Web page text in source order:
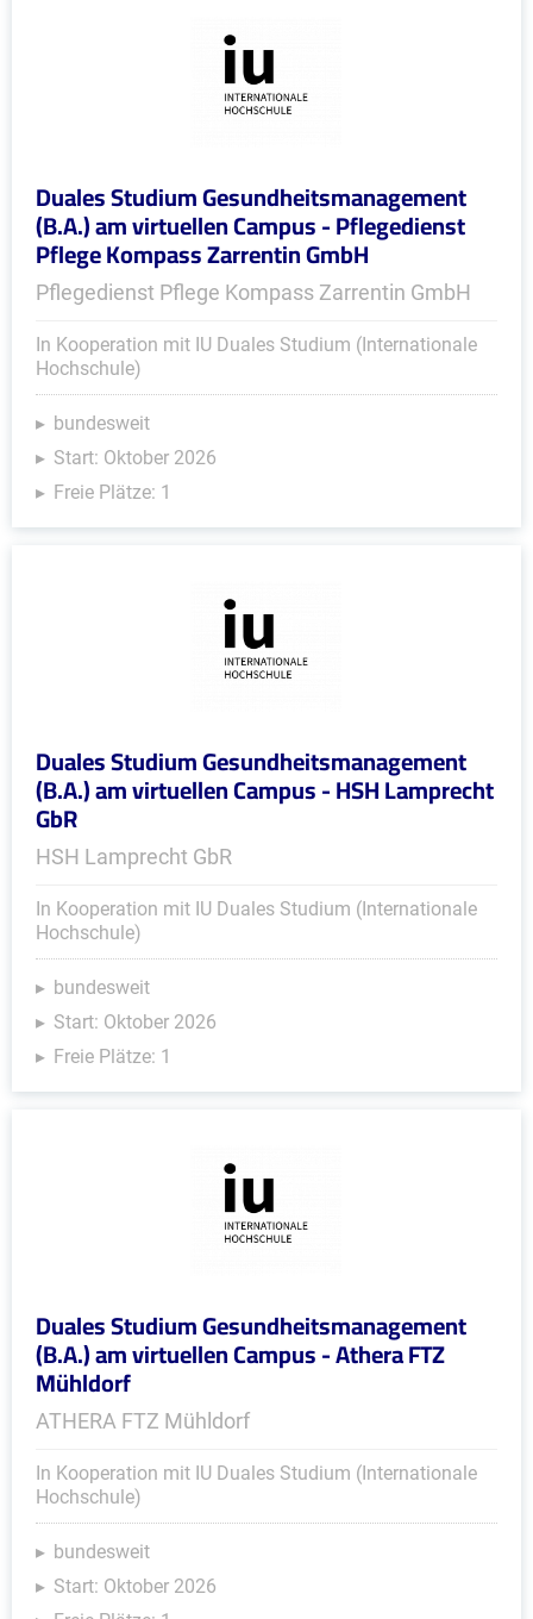
Duales Studium Gesundheitsmanagement
(B.A.) am virtuellen Campus - Pflegedienst
Pflege Kompass Zarrentin GmbH
Pflegedienst Pflege Kompass Zarrentin GmbH
In Kooperation mit IU Duales Studium (Internationale
Hochschule)
bundesweit
Start: Oktober 2026
Freie Plätze: 1
Duales Studium Gesundheitsmanagement
(B.A.) am virtuellen Campus - HSH Lamprecht
GbR
HSH Lamprecht GbR
In Kooperation mit IU Duales Studium (Internationale
Hochschule)
bundesweit
Start: Oktober 2026
Freie Plätze: 1
Duales Studium Gesundheitsmanagement
(B.A.) am virtuellen Campus - Athera FTZ
Mühldorf
ATHERA FTZ Mühldorf
In Kooperation mit IU Duales Studium (Internationale
Hochschule)
bundesweit
Start: Oktober 2026